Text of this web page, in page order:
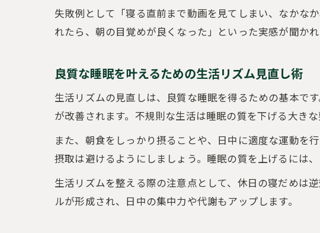
睡眠の
睡眠
睡眠
健康
睡眠
失敗例として「寝る直前まで動画を見てしまい、なかな
れたら、朝の目覚めが良くなった」といった実感が聞か
良質な睡眠を叶えるための生活リズム見直し術
生活リズムの見直しは、良質な睡眠を得るための基本で
が改善されます。不規則な生活は睡眠の質を下げる大き
また、朝食をしっかり摂ることや、日中に適度な運動を
摂取は避けるようにしましょう。睡眠の質を上げるには、
生活リズムを整える際の注意点として、休日の寝だめは
ルが形成され、日中の集中力や代謝もアップします。